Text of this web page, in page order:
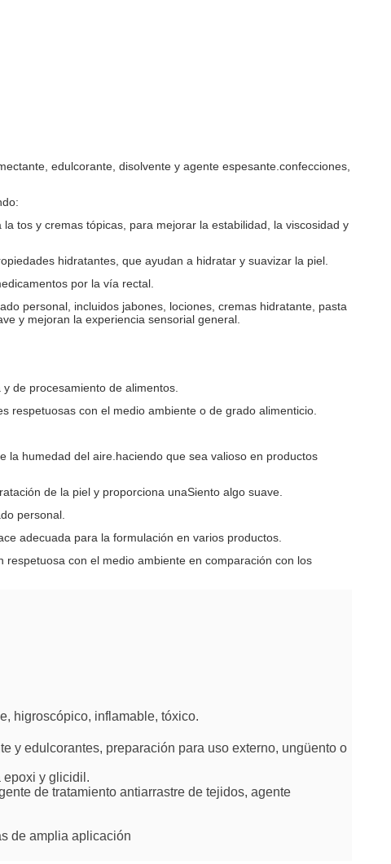
edulcorante, disolvente y agente espesante.confecciones,
tos y cremas tópicas, para mejorar la estabilidad, la viscosidad y
hidratantes, que ayudan a hidratar y suavizar la piel.
por la vía rectal.
personal, incluidos jabones, lociones, cremas hidratante, pasta
y mejoran la experiencia sensorial general.
de procesamiento de alimentos.
respetuosas con el medio ambiente o de grado alimenticio.
la humedad del aire.haciendo que sea valioso en productos
de la piel y proporciona unaSiento algo suave.
personal.
adecuada para la formulación en varios productos.
con el medio ambiente en comparación con los
higroscópico, inflamable, tóxico.
y edulcorantes, preparación para uso externo, ungüento o
epoxi y glicidil.
de tratamiento antiarrastre de tejidos, agente
de amplia aplicación